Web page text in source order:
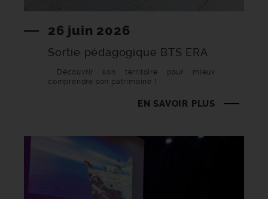
26 juin 2026
Sortie pédagogique BTS ERA
Découvrir son territoire pour mieux
comprendre son patrimoine !
EN SAVOIR PLUS